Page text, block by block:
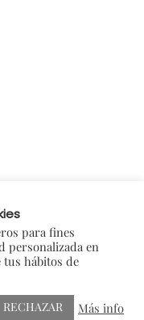
para fines
personalizada en
hábitos de
RECHAZAR Más info